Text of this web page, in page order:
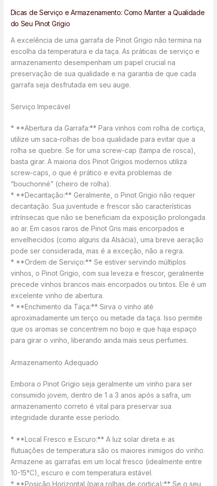
Dicas de Serviço e Armazenamento: Como Manter a Qualidade
do Seu Pinot Grigio
A excelência de uma garrafa de Pinot Grigio não termina na
escolha da temperatura e da taça. As práticas de serviço e
armazenamento desempenham um papel crucial na
preservação de sua qualidade e na garantia de que cada
garrafa seja desfrutada em seu auge.
Serviço Impecável
* **Abertura da Garrafa:** Para vinhos com rolha de cortiça,
utilize um saca-rolhas de boa qualidade para evitar que a
rolha se quebre. Se for uma screw-cap (tampa de rosca),
basta girar. A maioria dos Pinot Grigios modernos utiliza
screw-caps, o que é prático e evita problemas de
“bouchonné” (cheiro de rolha).
* **Decantação:** Geralmente, o Pinot Grigio não requer
decantação. Sua juventude e frescor são características
intrínsecas que não se beneficiam da exposição prolongada
ao ar. Em casos raros de Pinot Gris mais encorpados e
envelhecidos (como alguns da Alsácia), uma breve aeração
pode ser considerada, mas é a exceção, não a regra.
* **Ordem de Serviço:** Se estiver servindo múltiplos
vinhos, o Pinot Grigio, com sua leveza e frescor, geralmente
precede vinhos brancos mais encorpados ou tintos. Ele é um
excelente vinho de abertura.
* **Enchimento da Taça:** Sirva o vinho até
aproximadamente um terço ou metade da taça. Isso permite
que os aromas se concentrem no bojo e que haja espaço
para girar o vinho, liberando ainda mais seus perfumes.
Armazenamento Adequado
Embora o Pinot Grigio seja geralmente um vinho para ser
consumido jovem, dentro de 1 a 3 anos após a safra, um
armazenamento correto é vital para preservar sua
integridade durante esse período.
* **Local Fresco e Escuro:** A luz solar direta e as
flutuações de temperatura são os maiores inimigos do vinho.
Armazene as garrafas em um local fresco (idealmente entre
10-15°C), escuro e com temperatura estável.
* **Posição Horizontal (para rolhas de cortiça):** Se o seu